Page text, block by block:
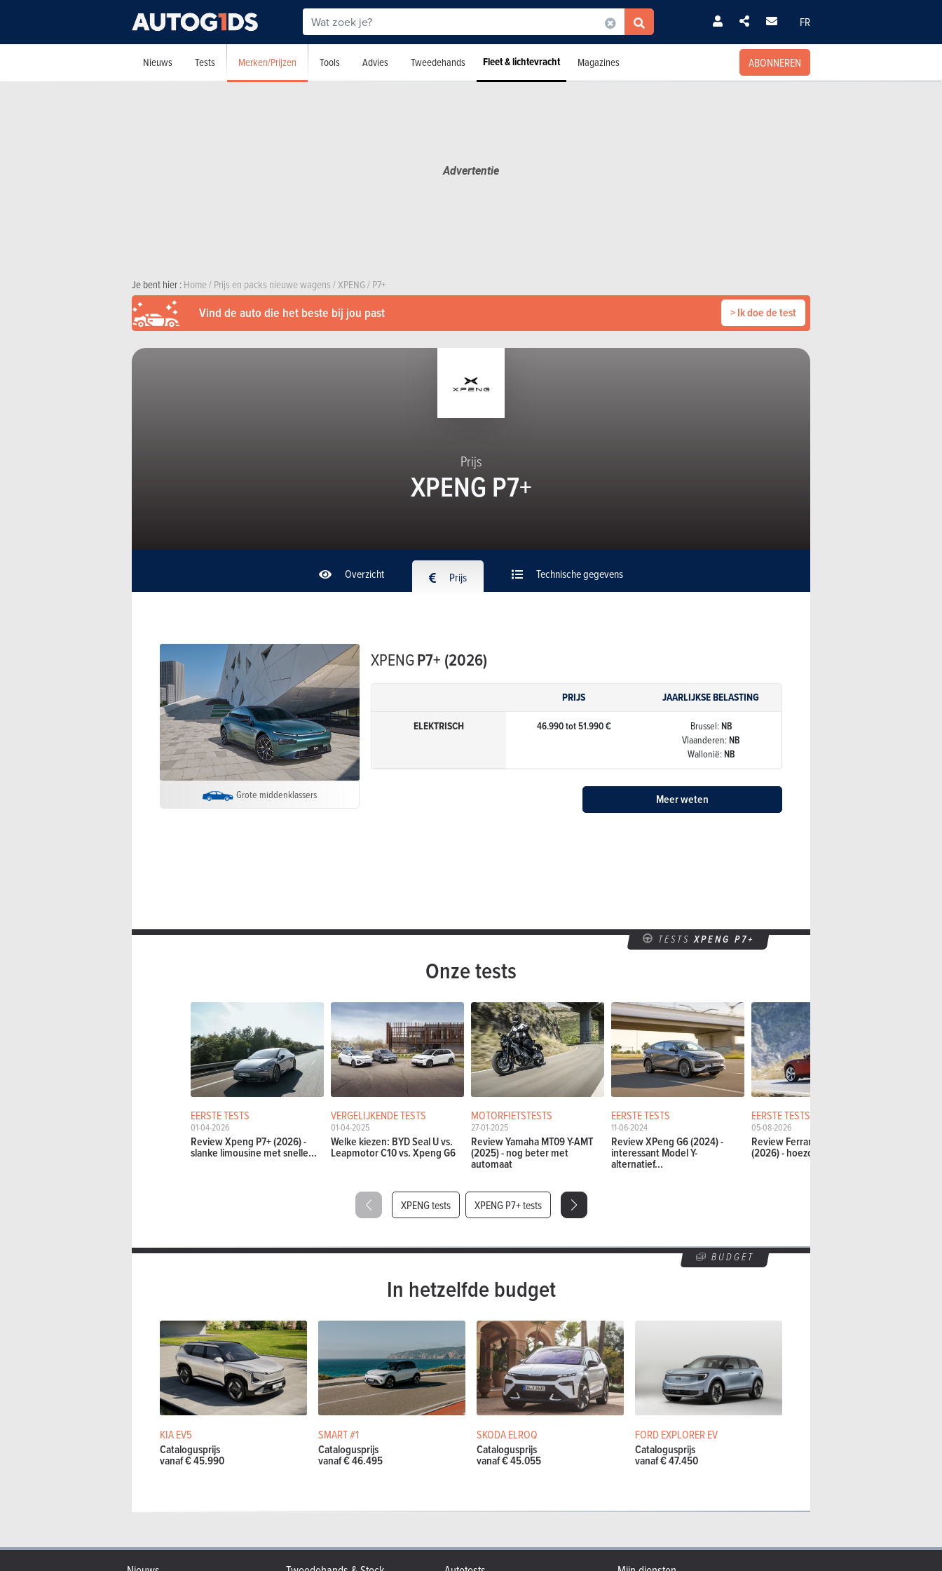
FR
Nieuws Tests Merken/Prijzen Tools Advies Tweedehands Fleet & lichtevracht Magazines ABONNEREN
Je bent hier :Home/Prijs en packs nieuwe wagens/XPENG/P7+
Vind de auto die het beste bij jou past > Ik doe de test
Prijs
XPENG P7+
Overzicht Prijs Technische gegevens
Grote middenklassers
XPENGP7+ (2026)
PRIJS
JAARLIJKSE BELASTING
ELEKTRISCH
46.990 tot 51.990 € Brussel:NB
Vlaanderen:NB
Wallonië:NB
Meer weten
TESTSXPENG P7+
Onze tests
EERSTE TESTS
01-04-2026
Review Xpeng P7+ (2026) -
slanke limousine met snelle...
VERGELIJKENDE TESTS
01-04-2025
Welke kiezen: BYD Seal U vs.
Leapmotor C10 vs. Xpeng G6
MOTORFIETSTESTS
27-01-2025
Review Yamaha MT09 Y-AMT
(2025) - nog beter met
automaat
EERSTE TESTS
11-06-2024
Review XPeng G6 (2024) -
interessant Model Y-
alternatief...
EERSTE TESTS
05-08-2026
Review Ferrari Amalfi Spider
(2026) - hoezo, het...
XPENG tests XPENG P7+ tests
BUDGET
In hetzelfde budget
KIA EV5
Catalogusprijs
vanaf € 45.990
SMART #1
Catalogusprijs
vanaf € 46.495
SKODA ELROQ
Catalogusprijs
vanaf € 45.055
FORD EXPLORER EV
Catalogusprijs
vanaf € 47.450